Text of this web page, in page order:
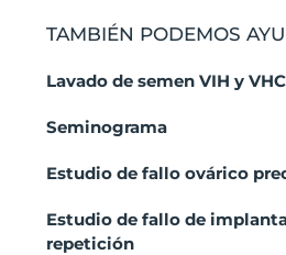
TAMBIÉN PODEMOS
Lavado de semen VIH y VHC
Seminograma
Estudio de fallo ovárico
Estudio de fallo de
repetición